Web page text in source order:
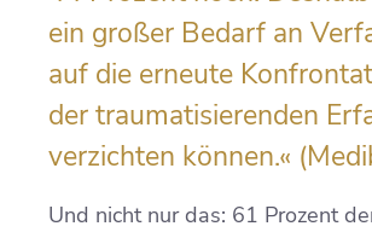
ein großer Bedarf an
auf die erneute
der traumatisierenden
verzichten können.«
Und nicht nur das: 61 Prozent